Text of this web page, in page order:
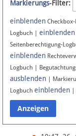
Facebook
Instagram
Anmelden
Datenschutz
Markierungs-Filter:
einblenden
Logbuch | einblenden
Seitenberechtigung-
einblenden
Logbuch |
ausblenden |
Logbuch einblenden |